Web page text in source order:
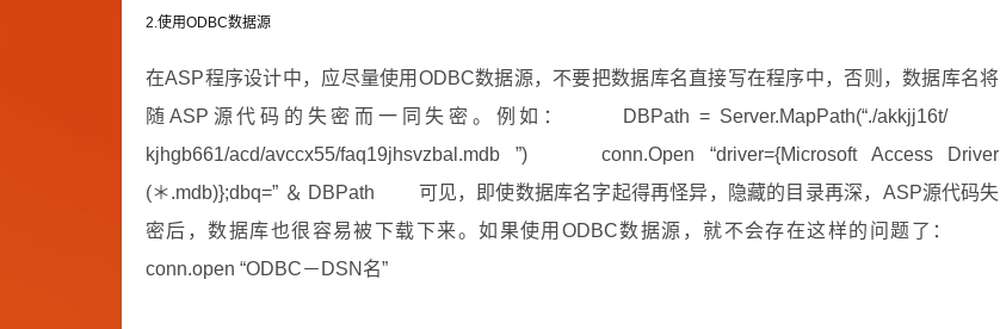
2.使用ODBC数据源
在ASP程序设计中，应尽量使用ODBC数据源，不要把数据库名直接写在程序中，否则，数据库名将
随ASP源代码的失密而一同失密。例如： DBPath = Server.MapPath(“./akkjj16t/
kjhgb661/acd/avccx55/faq19jhsvzbal.mdb ”) conn.Open “driver={Microsoft Access Driver
(＊.mdb)};dbq=” ＆ DBPath 可见，即使数据库名字起得再怪异，隐藏的目录再深，ASP源代码失
密后，数据库也很容易被下载下来。如果使用ODBC数据源，就不会存在这样的问题了：
conn.open “ODBC－DSN名”